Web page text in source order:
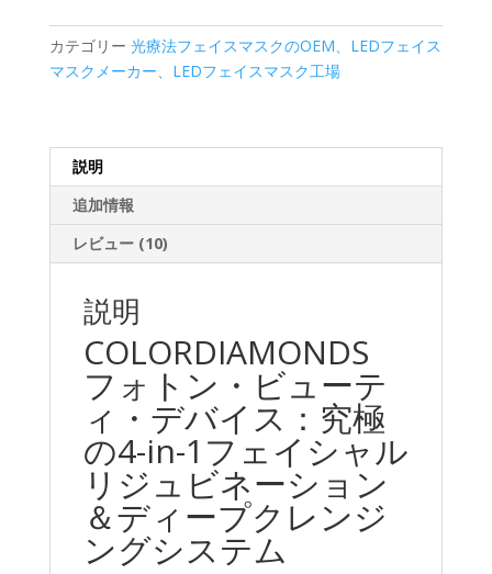
$39.00。
Facial
Rejuvenation,
Lifting
Tool
量
カテゴリー 光療法フェイスマスクのOEM、LEDフェイス
マスクメーカー、LEDフェイスマスク工場
説明
追加情報
レビュー (10)
説明
COLORDIAMONDS
フォトン・ビューテ
ィ・デバイス：究極
の4-in-1フェイシャル
リジュビネーション
＆ディープクレンジ
ングシステム